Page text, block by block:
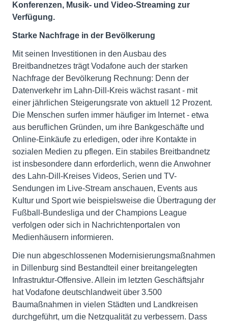
Konferenzen, Musik- und Video-Streaming zur
Verfügung.
Starke Nachfrage in der Bevölkerung
Mit seinen Investitionen in den Ausbau des
Breitbandnetzes trägt Vodafone auch der starken
Nachfrage der Bevölkerung Rechnung: Denn der
Datenverkehr im Lahn-Dill-Kreis wächst rasant - mit
einer jährlichen Steigerungsrate von aktuell 12 Prozent.
Die Menschen surfen immer häufiger im Internet - etwa
aus beruflichen Gründen, um ihre Bankgeschäfte und
Online-Einkäufe zu erledigen, oder ihre Kontakte in
sozialen Medien zu pflegen. Ein stabiles Breitbandnetz
ist insbesondere dann erforderlich, wenn die Anwohner
des Lahn-Dill-Kreises Videos, Serien und TV-
Sendungen im Live-Stream anschauen, Events aus
Kultur und Sport wie beispielsweise die Übertragung der
Fußball-Bundesliga und der Champions League
verfolgen oder sich in Nachrichtenportalen von
Medienhäusern informieren.
Die nun abgeschlossenen Modernisierungsmaßnahmen
in Dillenburg sind Bestandteil einer breitangelegten
Infrastruktur-Offensive. Allein im letzten Geschäftsjahr
hat Vodafone deutschlandweit über 3.500
Baumaßnahmen in vielen Städten und Landkreisen
durchgeführt, um die Netzqualität zu verbessern. Dass